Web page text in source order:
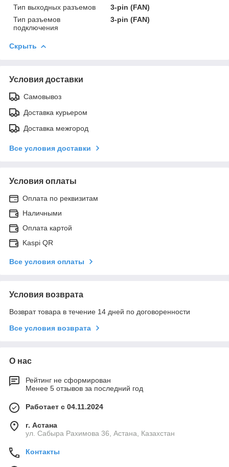
Тип выходных разъемов
3-pin (FAN)
Тип разъемов
подключения
3-pin (FAN)
Скрыть
Условия доставки
Самовывоз
Доставка курьером
Доставка межгород
Все условия доставки
Условия оплаты
Оплата по реквизитам
Наличными
Оплата картой
Kaspi QR
Все условия оплаты
Условия возврата
Возврат товара в течение 14 дней по договоренности
Все условия возврата
О нас
Рейтинг не сформирован
Менее 5 отзывов за последний год
Работает с 04.11.2024
г. Астана
ул. Сабыра Рахимова 36, Астана, Казахстан
Контакты